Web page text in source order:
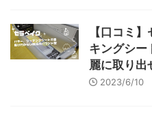
【口コミ
キングシ
麗に取り出
2023/6/10